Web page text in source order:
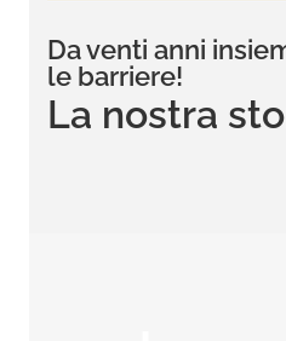
Da venti anni
le barriere!
La nostra